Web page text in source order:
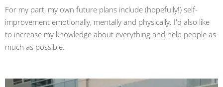
For my part, my own future plans include (hopefully!) self-
improvement emotionally, mentally and physically. I'd also like
to increase my knowledge about everything and help people as
much as possible.